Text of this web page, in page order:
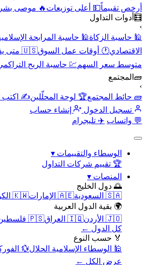
أرخص تقييماً💵 أعلى توزيعات 🔥 موصى
🧮 أدوات التداول
›
🕌 حاسبة الزكاة🕌 حاسبة المرابحة
الاقتصادي🕐 أوقات عمل السوق🇺🇸 متى يفتح السوق الأمريكي؟
متوسط سعر السهم💹 حاسبة الربح
🧱 المجتمع
›
🧱 حائط المجتمع🏆 لوحة المحلّلين✍️ اكتب
تسجيل الدخول
إنشاء حساب
💬 واتساب ✈️ تليجرام
الوسطاء والتقييمات ▾
🏆 تقييم شركات التداول
المنصات ▾
🌅 دول الخليج
🇸🇦 السعودية
🇦🇪 الإمارات 🇰🇼 الكويت
🌍 بقية الدول العربية
🇯🇴 الأردن
🇮🇶 العراق 🇵🇸 فلسطين
كل الدول ←
🏅 حسب النوع
🕌 الوسطاء الإسلامية الحلال💱
عرض الكل ←